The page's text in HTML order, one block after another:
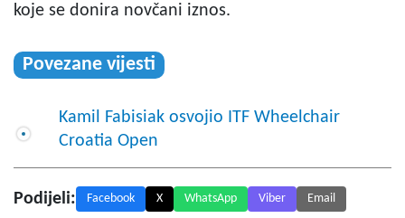
koje se donira novčani iznos.
Povezane vijesti
Kamil Fabisiak osvojio ITF Wheelchair
Croatia Open
Podijeli: Facebook X WhatsApp Viber Email